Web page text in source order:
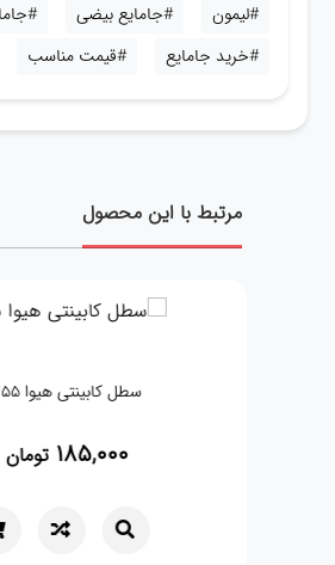
#لیمون
#جامایع بیضی
#خرید جامایع
#قیمت مناسب
مرتبط با این محصول
سطل کابینتی هیوا 255
185,000 تومان